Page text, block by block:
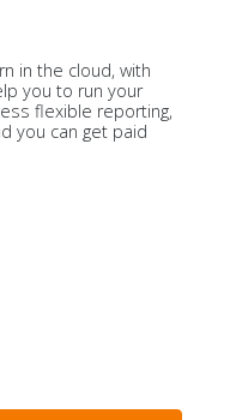
in the cloud, with
you to run your
flexible reporting,
you can get paid